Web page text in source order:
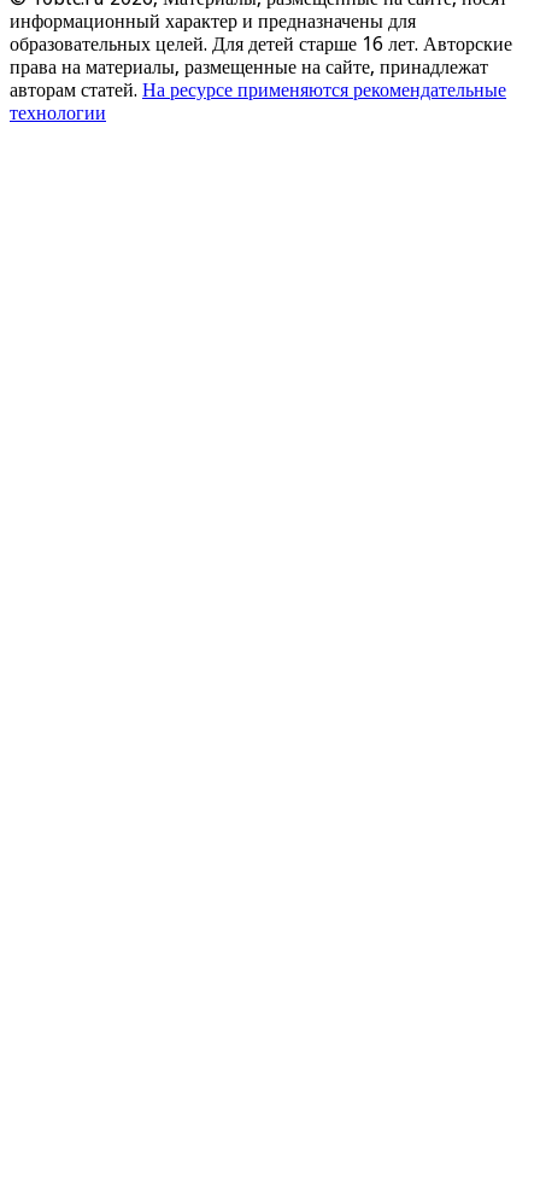
информационный характер и предназначены для
образовательных целей. Для детей старше 16 лет. Авторские
права на материалы, размещенные на сайте, принадлежат
авторам статей. На ресурсе применяются рекомендательные
технологии